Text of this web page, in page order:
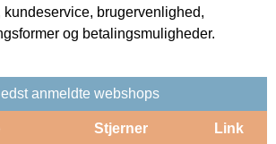
brugervenlighed,
og betalingsmuligheder.
anmeldte webshops
Stjerner Link